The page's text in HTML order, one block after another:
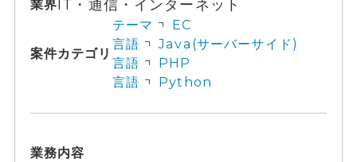
業界 IT・通信・インターネット
案件カテゴリ
テーマ
EC
言語
Java(サーバーサイド)
言語
PHP
言語
Python
業務内容